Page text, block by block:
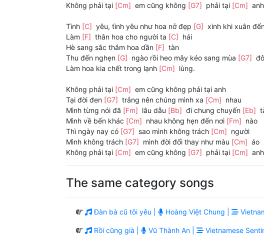
Không phải tại [Cm] em cũng không [G7] phải tại [Cm]
Tình [C] yêu, tình yêu như hoa nở đẹp [G] xinh khi xuân
Làm [F] thân hoa cho người ta [C] hái
Hè sang sắc thắm hoa dần [F] tàn
Thu đến nghẹn [G] ngào rồi heo mây kéo sang mùa [G7]
Làm hoa kia chết trong lạnh [Cm] lùng.
Không phải tại [Cm] em cũng không phải tại anh
Tại đời đen [G7] trắng nên chúng mình xa [Cm] nhau
Mình từng nói đã [Fm] lâu dẫu [Bb] đi chung chuyến [Eb]
Mình về bến khác [Cm] nhau không hẹn đến nơi [Fm] nào
Thì ngày nay có [G7] sao mình không trách [Cm] người
Mình không trách [G7] mình đời đổi thay như màu [Cm] áo
Không phải tại [Cm] em cũng không [G7] phải tại [Cm]
The same category songs
Đàn bà cũ tôi yêu | Hoàng Việt Chung |
Rồi cũng già | Vũ Thành An | Vietnamese